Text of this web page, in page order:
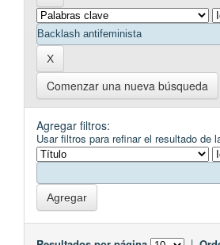
Comenzar una nueva búsqueda
Agregar filtros:
Usar filtros para refinar el resultado de